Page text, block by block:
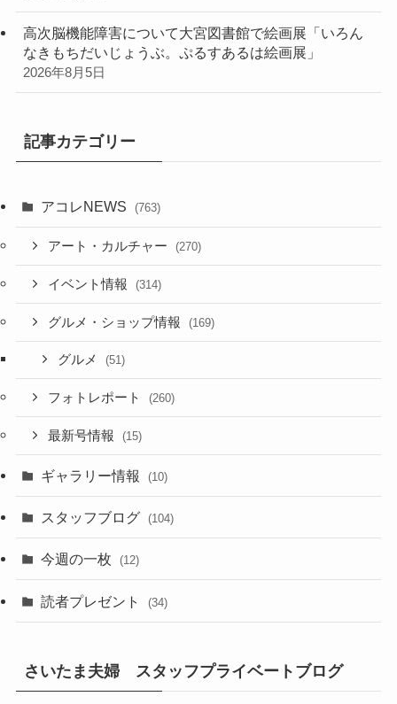
高次脳機能障害について大宮図書館で絵画展「いろん
なきもちだいじょうぶ。ぷるすあるは絵画展」
2026年8月5日
記事カテゴリー
アコレNEWS (763)
アート・カルチャー (270)
イベント情報 (314)
グルメ・ショップ情報 (169)
グルメ (51)
フォトレポート (260)
最新号情報 (15)
ギャラリー情報 (10)
スタッフブログ (104)
今週の一枚 (12)
読者プレゼント (34)
さいたま夫婦 スタッフプライベートブログ